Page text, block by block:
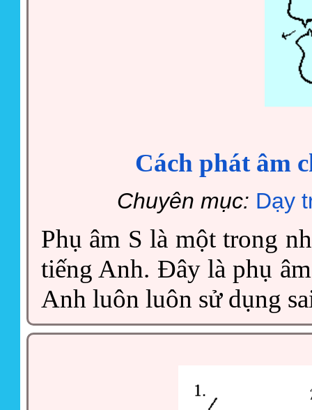
Cách phát âm
Chuyên mục: Dạy
Phụ âm S là một trong
tiếng Anh. Đây là phụ
Anh luôn luôn sử dụng